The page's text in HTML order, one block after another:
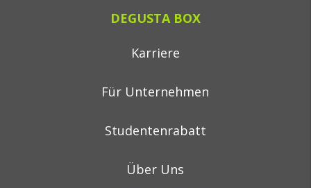
DEGUSTA BOX
Karriere
Für Unternehmen
Studentenrabatt
Über Uns